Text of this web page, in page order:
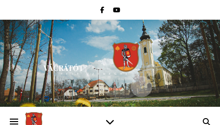
VÁCRÁTÓT
PEST VÁRMEGYE